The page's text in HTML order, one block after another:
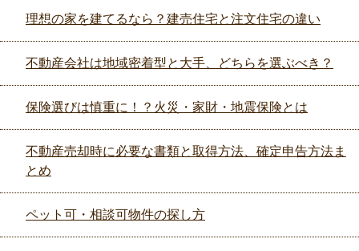
理想の家を建てるなら？建売住宅と注文住宅の違い
不動産会社は地域密着型と大手、どちらを選ぶべき？
保険選びは慎重に！？火災・家財・地震保険とは
不動産売却時に必要な書類と取得方法、確定申告方法ま
とめ
ペット可・相談可物件の探し方